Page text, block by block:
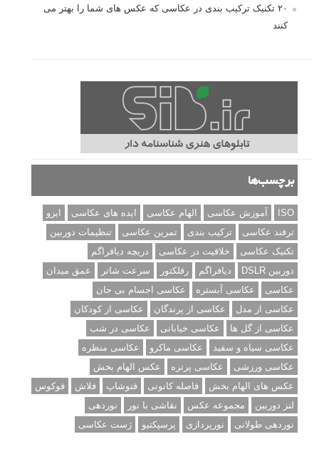
۲۰ تکنیک ترکیب بندی در عکاسی که عکس های شما را بهتر می
کنند
برچسب‌ها
ISO آموزش عکاسی الهام عکاسی ایده های عکاسی
ایزو
ترفند عکاسی
ترکیب بندی تمرین عکاسی
تنظیمات دوربین
تکنیک عکاسی
خلاقیت در عکاسی
دریچه دیافراگم
دوربین DSLR
دیافراگم رفلکتور سرعت شاتر
عمق میدان
عکاسی
عکاسی آبستره
عکاسی اجسام بی جان
عکاسی از مدل
عکاسی از پرندگان
عکاسی از کودکان
عکاسی از گل ها
عکاسی خیابانی
عکاسی در شب
عکاسی سیاه و سفید
عکاسی ماکرو
عکاسی منظره
عکاسی ورزشی
عکاسی پرتره
عکس الهام بخش
عکس های الهام بخش
فاصله کانونی فتوشاپ فلاش
فوکوس
لنز دوربین
مجموعه عکس نقاشی با نور
نوردهی
نوردهی طولانی
نورپردازی پرسپکتیو ژست عکاسی